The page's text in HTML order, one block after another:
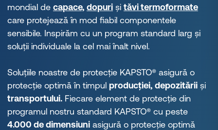
mondial de capace, dopuri și tăvi termoformate
care protejează în mod fiabil componentele
sensibile. Inspirăm cu un program standard larg și
soluții individuale la cel mai înalt nivel.
Soluțiile noastre de protecție KAPSTO® asigură o
protecție optimă în timpul producției, depozitării și
transportului. Fiecare element de protecție din
programul nostru standard KAPSTO® cu peste
4.000 de dimensiuni asigură o protecție optimă